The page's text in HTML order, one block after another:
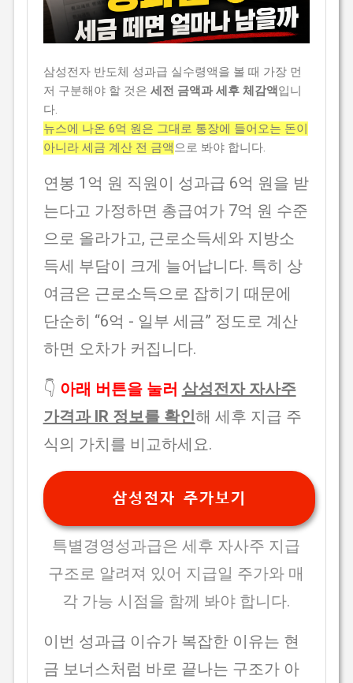
삼성전자 반도체 성과급 실수령액을 볼 때 가장 먼
저 구분해야 할 것은 세전 금액과 세후 체감액 입니
다.
뉴스에 나온 6억 원은 그대로 통장에 들어오는 돈이
아니라 세금 계산 전 금액으로 봐야 합니다.
연봉 1억 원 직원이 성과급 6억 원을 받
는다고 가정하면 총급여가 7억 원 수준
으로 올라가고, 근로소득세와 지방소
득세 부담이 크게 늘어납니다. 특히 상
여금은 근로소득으로 잡히기 때문에
단순히 “6억 - 일부 세금” 정도로 계산
하면 오차가 커집니다.
👇 아래 버튼을 눌러 삼성전자 자사주
가격과 IR 정보를 확인해 세후 지급 주
식의 가치를 비교하세요.
삼성전자 주가보기
특별경영성과급은 세후 자사주 지급
구조로 알려져 있어 지급일 주가와 매
각 가능 시점을 함께 봐야 합니다.
이번 성과급 이슈가 복잡한 이유는 현
금 보너스처럼 바로 끝나는 구조가 아